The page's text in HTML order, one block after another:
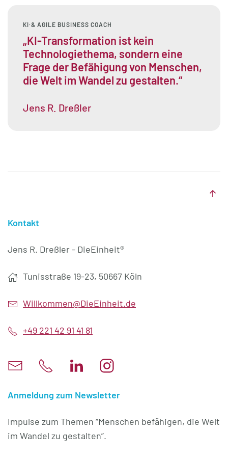
KI·& AGILE BUSINESS COACH
„KI-Transformation ist kein
Technologiethema, sondern eine
Frage der Befähigung von Menschen,
die Welt im Wandel zu gestalten.“
Jens R. Dreßler
Kontakt
Jens R. Dreßler - DieEinheit®
Tunisstraße 19-23, 50667 Köln
Willkommen@DieEinheit.de
+49 221 42 91 41 81
Anmeldung zum Newsletter
Impulse zum Themen “Menschen befähigen, die Welt
im Wandel zu gestalten”.